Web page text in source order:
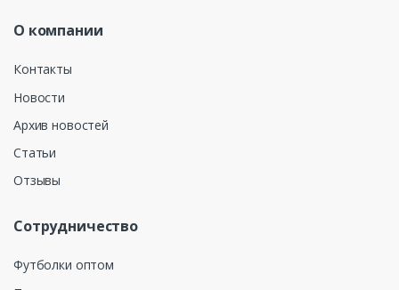
О компании
Контакты
Новости
Архив новостей
Статьи
Отзывы
Сотрудничество
Футболки оптом